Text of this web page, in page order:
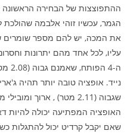
ההתפוצצות של הבחירה הראשונה
הגמר, עכשיו זוהי אלבמה שהולכת
את המכה, יש להם מספר שומרים
עליו, לכל אחד מהם יתרונות
נייד. אופציה טובה יותר תהיה
האופציה המפתיעה יכולה להיות
שאם יקבל קרדיט יכול להתגלות